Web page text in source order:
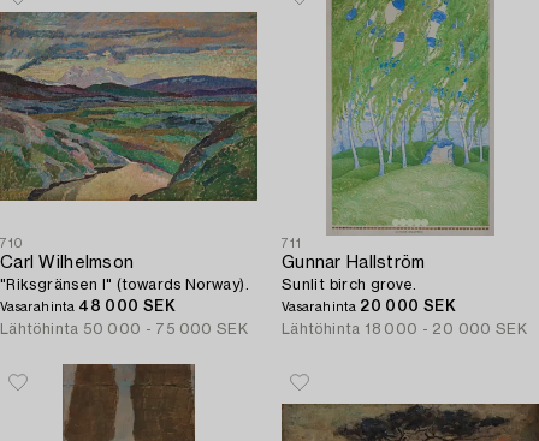
710
Carl Wilhelmson
"Riksgränsen I" (towards Norway).
Vasarahinta 48 000 SEK
Lähtöhinta 50 000 - 75 000 SEK
711
Gunnar Hallström
Sunlit birch grove.
Vasarahinta 20 000 SEK
Lähtöhinta 18 000 - 20 000 SEK